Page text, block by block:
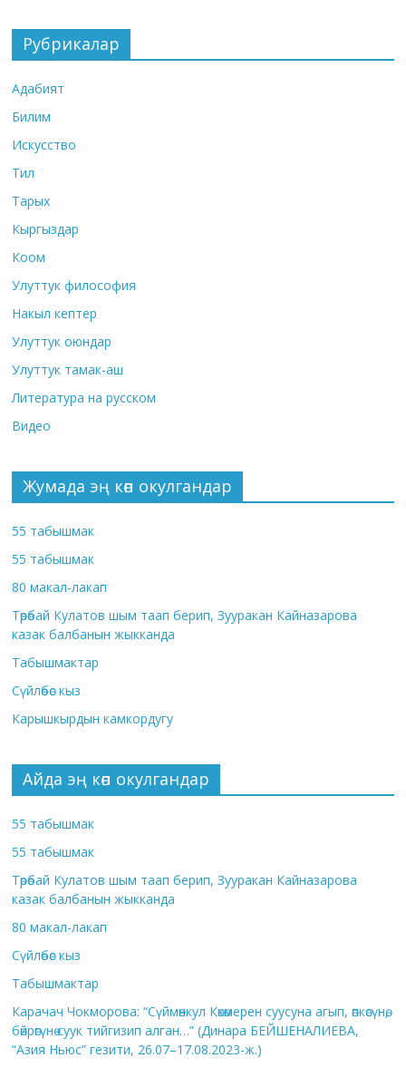
Рубрикалар
Адабият
Билим
Искусство
Тил
Тарых
Кыргыздар
Коом
Улуттук философия
Накыл кептер
Улуттук оюндар
Улуттук тамак-аш
Литература на русском
Видео
Жумада эң көп окулгандар
55 табышмак
55 табышмак
80 макал-лакап
Төрөбай Кулатов шым таап берип, Зууракан Кайназарова
казак балбанын жыкканда
Табышмактар
Сүйлөбөс кыз
Карышкырдын камкордугу
Айда эң көп окулгандар
55 табышмак
55 табышмак
Төрөбай Кулатов шым таап берип, Зууракан Кайназарова
казак балбанын жыкканда
80 макал-лакап
Сүйлөбөс кыз
Табышмактар
Карачач Чокморова: “Сүймөнкул Көкөмерен суусуна агып, өпкөсүнө,
бөйрөгүнө суук тийгизип алган…” (Динара БЕЙШЕНАЛИЕВА,
“Азия Ньюс” гезити, 26.07–17.08.2023-ж.)